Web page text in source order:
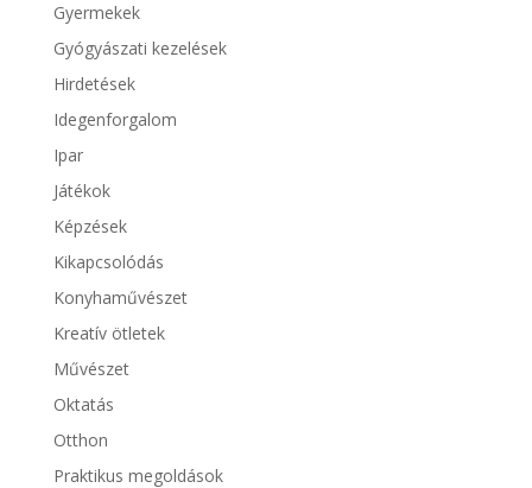
Gyermekek
Gyógyászati kezelések
Hirdetések
Idegenforgalom
Ipar
Játékok
Képzések
Kikapcsolódás
Konyhaművészet
Kreatív ötletek
Művészet
Oktatás
Otthon
Praktikus megoldások